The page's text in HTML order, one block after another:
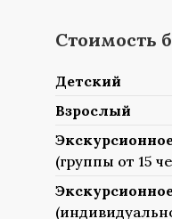
Стоимость
Детский
Взрослый
(группы от 15